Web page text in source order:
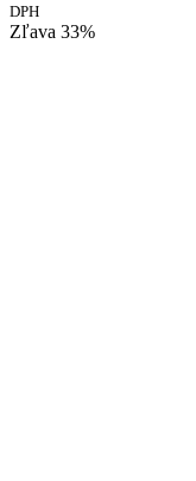
DPH
Zľava 33%